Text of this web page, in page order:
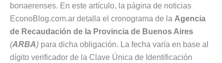
bonaerenses. En este artículo, la página de noticias
EconoBlog.com.ar detalla el cronograma de la Agencia
de Recaudación de la Provincia de Buenos Aires
(ARBA) para dicha obligación. La fecha varía en base al
dígito verificador de la Clave Única de Identificación